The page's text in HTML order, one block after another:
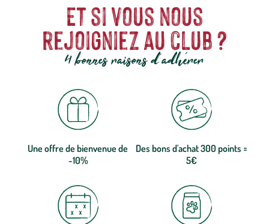
Et si vous nous
rejoigniez au club ?
4 bonnes raisons d'adhérer
Une offre de bienvenue de
-10%
Des bons d'achat 300 points =
5€